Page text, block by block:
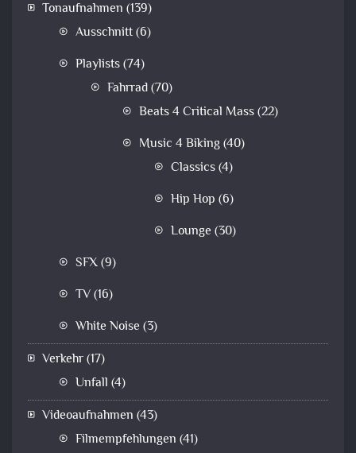
Tonaufnahmen (139)
Ausschnitt(6)
Playlists(74)
Fahrrad(70)
Beats 4 Critical Mass(22)
Music 4 Biking(40)
Classics(4)
Hip Hop (6)
Lounge (30)
SFX(9)
TV(16)
White Noise (3)
Verkehr(17)
Unfall (4)
Videoaufnahmen (43)
Filmempfehlungen (41)